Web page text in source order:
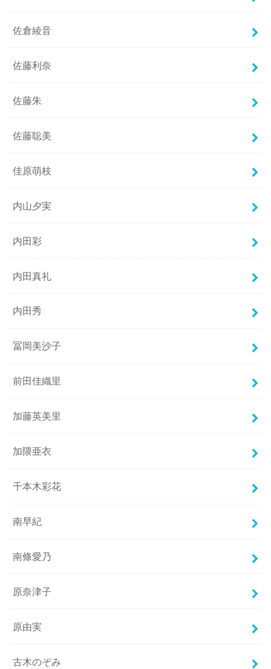
佐倉綾音
佐藤利奈
佐藤朱
佐藤聡美
佳原萌枝
内山夕実
内田彩
内田真礼
内田秀
冨岡美沙子
前田佳織里
加藤英美里
加隈亜衣
千本木彩花
南早紀
南條愛乃
原奈津子
原由実
古木のぞみ